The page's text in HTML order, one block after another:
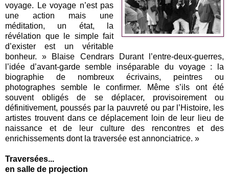
voyage. Le voyage n’est pas
une action mais une
méditation, un état, la
révélation que le simple fait
d’exister est un véritable
bonheur. » Blaise Cendrars Durant l’entre-deux-guerres,
l’idée d’avant-garde semble inséparable du voyage : la
biographie de nombreux écrivains, peintres ou
photographes semble le confirmer. Même s’ils ont été
souvent obligés de se déplacer, provisoirement ou
définitivement, poussés par la pauvreté ou par l’Histoire, les
artistes trouvent dans ce déplacement loin de leur lieu de
naissance et de leur culture des rencontres et des
enrichissements dont la traversée est annonciatrice. »
Traversées...
en salle de projection